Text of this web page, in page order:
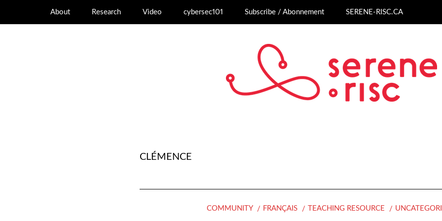
About Research Video cybersec101 Subscribe / Abonnement SERENE-RISC.CA
CLÉMENCE
COMMUNITY FRANÇAIS TEACHING RESOURCE